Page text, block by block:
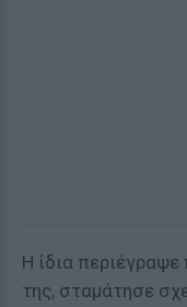
Η ίδια
της, σταμάτησε